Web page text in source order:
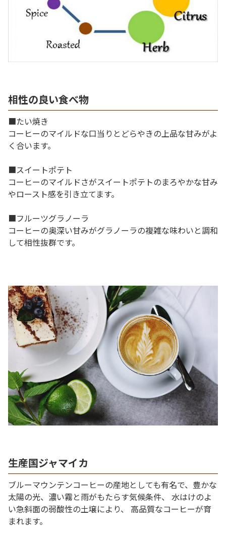
相性の良い食べ物
■たい焼き
コーヒーのマイルドな口当りとどらやきの上品な甘みがよ
く合います。
■スイートポテト
コーヒーのマイルドさがスイートポテトのまろやかな甘み
やロースト感を引き立てます。
■フルーツグラノーラ
コーヒーの奥深い甘みがグラノーラの複雑な味わいと調和
して相性抜群です。
生産国ジャマイカ
ブルーマウンテンコーヒーの産地としても有名で、豊かな
太陽の光、濃い霧と雨がもたらす気候条件、 水はけのよ
い急斜面の弱酸性の土壌により、 高品質なコーヒーが育
まれます。